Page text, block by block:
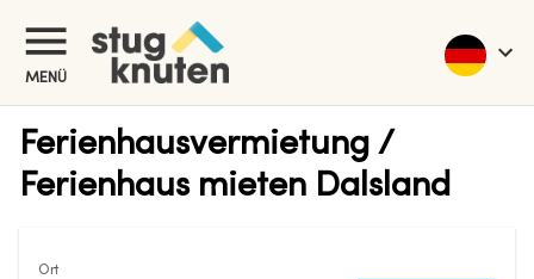
MENÜ
Ferienhausvermietung /
Ferienhaus mieten Dalsland
Ort